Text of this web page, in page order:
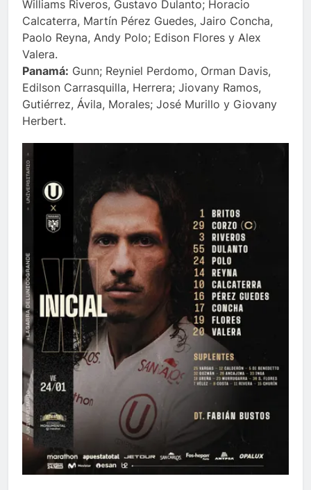
Williams Riveros, Gustavo Dulanto; Horacio
Calcaterra, Martín Pérez Guedes, Jairo Concha,
Paolo Reyna, Andy Polo; Edison Flores y Alex
Valera.
Panamá: Gunn; Reyniel Perdomo, Orman Davis,
Edilson Carrasquilla, Herrera; Jiovany Ramos,
Gutiérrez, Ávila, Morales; José Murillo y Giovany
Herbert.